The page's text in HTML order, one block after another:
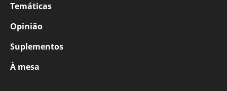
Temáticas
Opinião
Suplementos
À mesa